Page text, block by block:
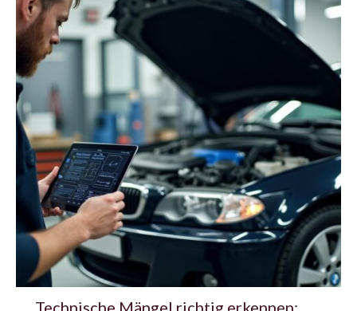
Technische Mängel richtig erkennen: